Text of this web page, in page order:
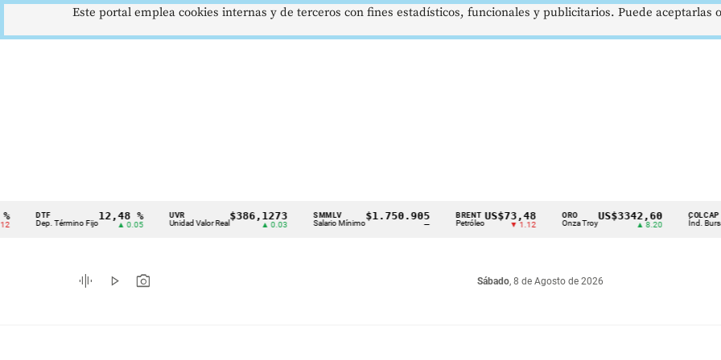
Cintillo
indicadores
económicos
Dep. Término Fijo
12,48 %
▲ 0.05 Unidad Valor Real
$386,1273 SMMLV
Salario Mínimo
$1.750.905
Petróleo
US$73,48
▼ 1.12 Onza Troy
US$3342,60 COLCAP
Índ. Bursátil
graphic_eq play_arrow photo_camera Sábado, 8 de Agosto de 2026
Este portal emplea cookies internas y de terceros con fines estadísticos, funcionales y publicitarios. Puede aceptarlas